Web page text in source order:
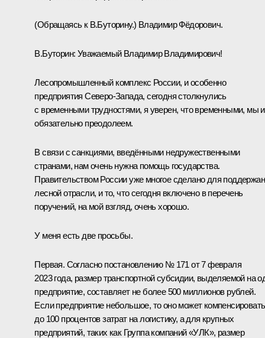
(Обращаясь к В.Буторину.) Владимир Фёдорович.
В.Буторин: Уважаемый Владимир Владимирович!
Лесопромышленный комплекс России, и особенно
предприятия Северо-Запада, сегодня столкнулись
с временными трудностями, я уверен, что временными, мы
обязательно преодолеем.
В связи с санкциями, введёнными недружественными
странами, нам очень нужна помощь государства.
Правительством России уже многое сделано для
лесной отрасли, и то, что сегодня включено в перечень
поручений, на мой взгляд, очень хорошо.
У меня есть две просьбы.
Первая. Согласно постановлению № 171 от 7 февраля
2023 года, размер транспортной субсидии, выделяемой на
предприятие, составляет не более 500 миллионов рублей.
Если предприятие небольшое, то оно может компенсировать
до 100 процентов затрат на логистику, а для крупных
предприятий, таких как Группа компаний «УЛК», размер